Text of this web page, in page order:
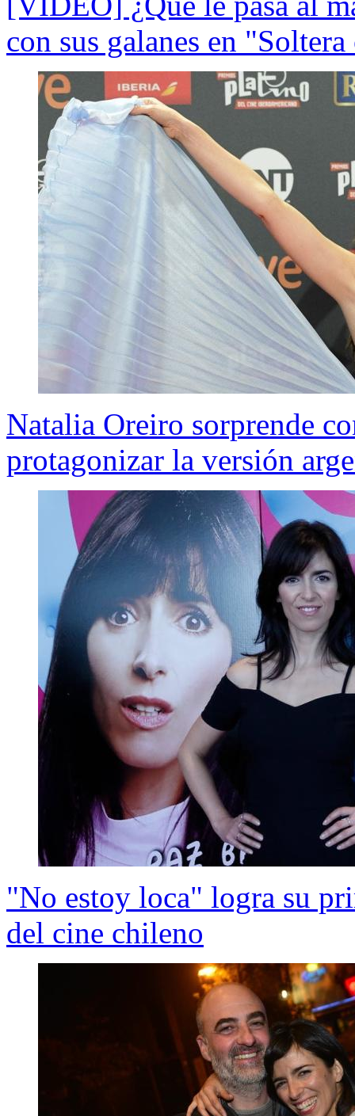
con sus galanes en
Natalia Oreiro sorprende
protagonizar la versión
"No estoy loca" logra su
del cine chileno